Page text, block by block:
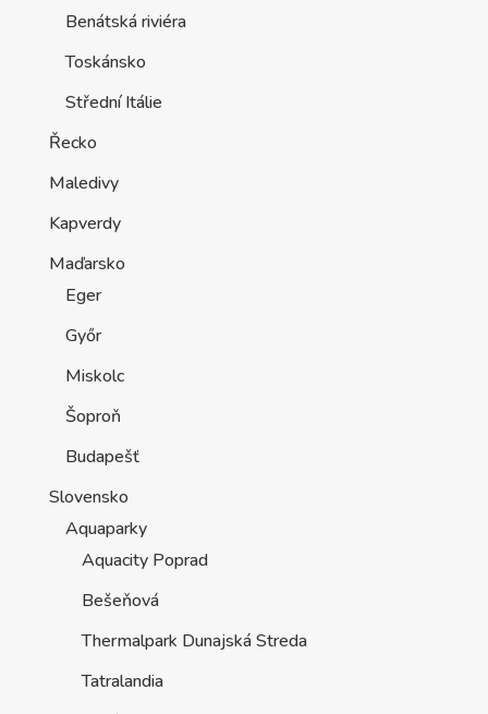
Benátská riviéra
Toskánsko
Střední Itálie
Řecko
Maledivy
Kapverdy
Maďarsko
Eger
Győr
Miskolc
Šoproň
Budapešť
Slovensko
Aquaparky
Aquacity Poprad
Bešeňová
Thermalpark Dunajská Streda
Tatralandia